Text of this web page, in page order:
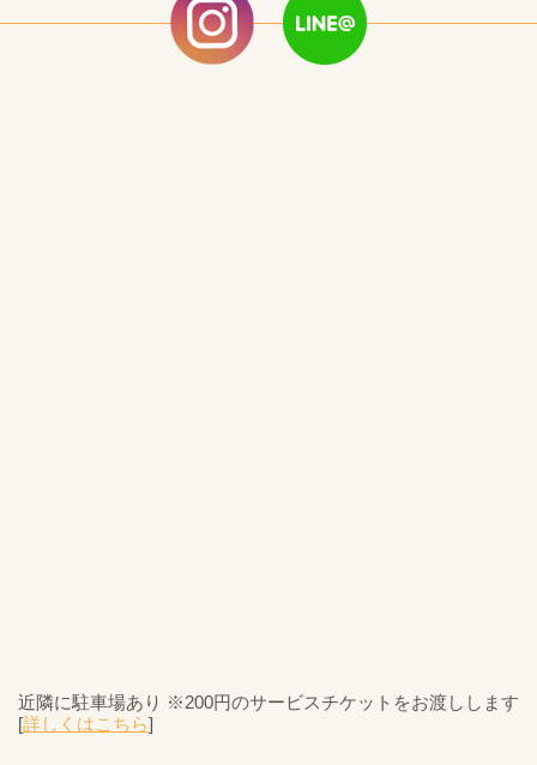
近隣に駐車場あり ※200円のサービスチケットをお渡しします
[詳しくはこちら]